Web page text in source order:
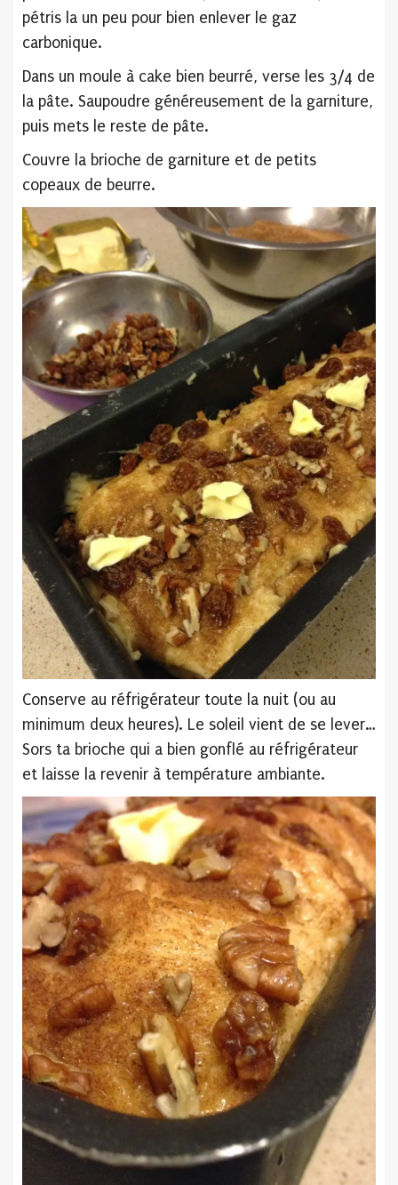
pétris la un peu pour bien enlever le gaz
carbonique.
Dans un moule à cake bien beurré, verse les 3/4 de
la pâte. Saupoudre généreusement de la garniture,
puis mets le reste de pâte.
Couvre la brioche de garniture et de petits
copeaux de beurre.
Conserve au réfrigérateur toute la nuit (ou au
minimum deux heures). Le soleil vient de se lever…
Sors ta brioche qui a bien gonflé au réfrigérateur
et laisse la revenir à température ambiante.